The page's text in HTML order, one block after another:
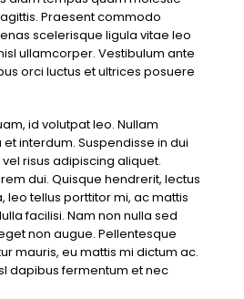
Praesent commodo
scelerisque ligula vitae leo
ullamcorper. Vestibulum ante
orci luctus et ultrices posuere
id volutpat leo. Nullam
interdum. Suspendisse in dui
risus adipiscing aliquet.
dui. Quisque hendrerit, lectus
leo tellus porttitor mi, ac mattis
facilisi. Nam non nulla sed
non augue. Pellentesque
mauris, eu mattis mi dictum ac.
dapibus fermentum et nec